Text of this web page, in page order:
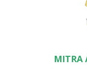
MITRA